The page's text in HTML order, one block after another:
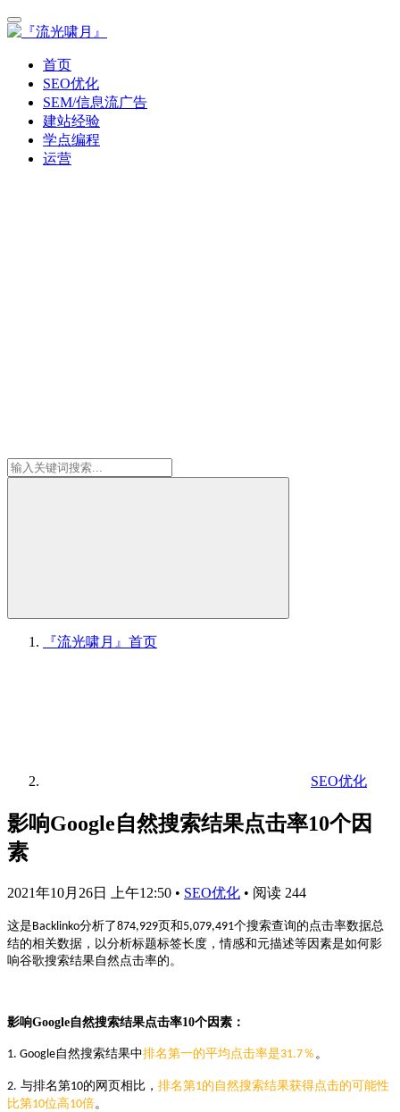
首页
SEO优化
SEM/信息流广告
建站经验
学点编程
运营
『流光啸月』 首页
SEO优化
影响Google自然搜索结果点击率10个因
素
2021年10月26日 上午12:50 • SEO优化 • 阅读 244
这是Backlinko分析了874,929页和 5,079,491个搜索查询的点击率数据总
结的相关数据，以分析标题标签长度，情感和元描述等 因素是如何影
响谷歌搜索结果自然点击率的。
影响Google自然搜索结果点击率10个因素：
1. Google自然搜索结果中排名第一的平均点击率是31.7％ 。
2. 与排名第10的网页相比， 排名第1的自然搜索结果获得点击的可能性
比第10位高10倍。